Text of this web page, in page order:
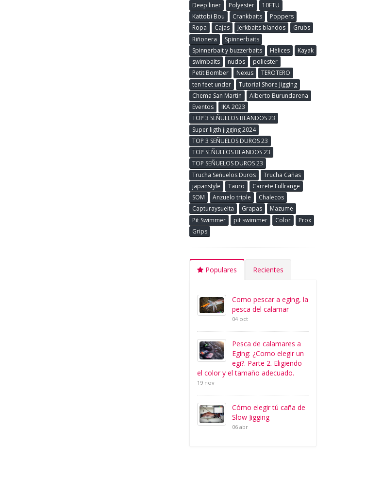
Deep liner
Polyester
10FTU
Kattobi Bou
Crankbaits
Poppers
Ropa
Cajas Jerkbaits blandos
Grubs
Riñonera
Spinnerbaits
Spinnerbait y buzzerbaits
Hèlices
Kayak
swimbaits
nudos
poliester
Petit Bomber
Nexus
TEROTERO
ten feet under
Tutorial Shore Jigging
Chema San Martin
Alberto Burundarena
Eventos
IKA 2023
TOP 3 SEÑUELOS BLANDOS 23
Super ligth jigging 2024
TOP 3 SEÑUELOS DUROS 23
TOP SEÑUELOS BLANDOS 23
TOP SEÑUELOS DUROS 23
Trucha Señuelos Duros
Trucha Cañas
japanstyle
Tauro
Carrete Fullrange
SOM
Anzuelo triple
Chalecos
Capturaysuelta
Grapas
Mazume
Pit Swimmer
pit swimmer Color
Prox
Grips
Populares Recientes
Como pescar a eging, la
pesca del calamar
04 oct
Pesca de calamares a
Eging: ¿Como elegir un
egi?. Parte 2. Eligiendo
el color y el tamaño adecuado.
19 nov
Cómo elegir tú caña de
Slow Jigging
06 abr